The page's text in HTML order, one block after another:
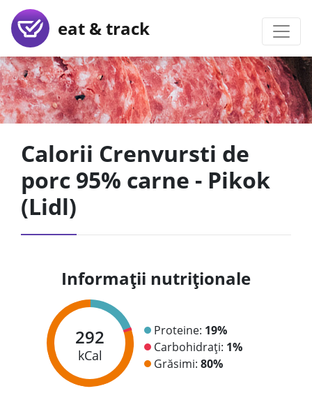
eat & track
Calorii Crenvursti de
porc 95% carne - Pikok
(Lidl)
Informații nutriționale
292
kCal
Proteine: 19%
Carbohidrați: 1%
Grăsimi: 80%